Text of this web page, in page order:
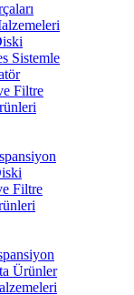
Sistemle
Filtre
Filtre
Ürünler